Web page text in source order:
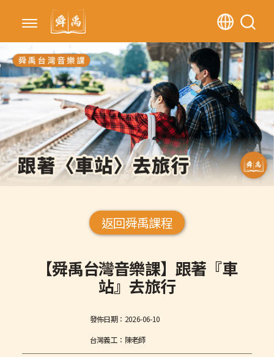
返回舜禹課程
【舜禹台灣音樂課】跟著『車
站』去旅行
發佈日期： 2026-06-10
台灣義工：陳老師